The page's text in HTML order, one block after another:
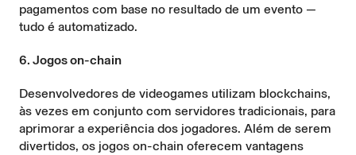
pagamentos com base no resultado de um evento —
tudo é automatizado.
6. Jogos on-chain
Desenvolvedores de videogames utilizam blockchains,
às vezes em conjunto com servidores tradicionais, para
aprimorar a experiência dos jogadores. Além de serem
divertidos, os jogos on-chain oferecem vantagens